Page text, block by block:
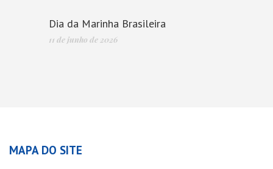
Dia da Marinha Brasileira
11 de junho de 2026
MAPA DO SITE